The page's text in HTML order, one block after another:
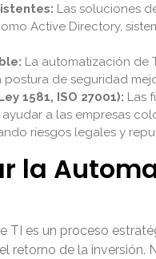
Las soluciones
Active Directory,
La automatización de
de seguridad
1581, ISO 27001): Las
a las empresas
riesgos legales y
la
es un proceso
retorno de la